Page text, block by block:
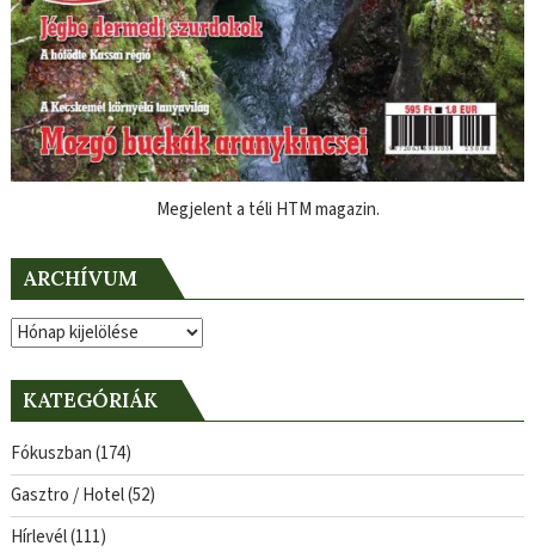
Megjelent a téli HTM magazin.
ARCHÍVUM
Archívum
KATEGÓRIÁK
Fókuszban(174)
Gasztro / Hotel(52)
Hírlevél(111)